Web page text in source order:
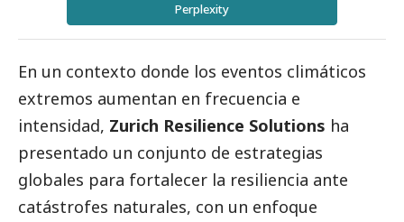
Perplexity
En un contexto donde los eventos climáticos
extremos aumentan en frecuencia e
intensidad, Zurich Resilience Solutions ha
presentado un conjunto de estrategias
globales para fortalecer la resiliencia ante
catástrofes naturales, con un enfoque